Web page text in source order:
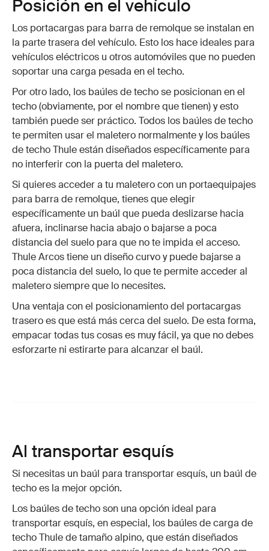
Posición en el vehículo
Los portacargas para barra de remolque se instalan en
la parte trasera del vehículo. Esto los hace ideales para
vehículos eléctricos u otros automóviles que no pueden
soportar una carga pesada en el techo.
Por otro lado, los baúles de techo se posicionan en el
techo (obviamente, por el nombre que tienen) y esto
también puede ser práctico. Todos los baúles de techo
te permiten usar el maletero normalmente y los baúles
de techo Thule están diseñados específicamente para
no interferir con la puerta del maletero.
Si quieres acceder a tu maletero con un portaequipajes
para barra de remolque, tienes que elegir
específicamente un baúl que pueda deslizarse hacia
afuera, inclinarse hacia abajo o bajarse a poca
distancia del suelo para que no te impida el acceso.
Thule Arcos tiene un diseño curvo y puede bajarse a
poca distancia del suelo, lo que te permite acceder al
maletero siempre que lo necesites.
Una ventaja con el posicionamiento del portacargas
trasero es que está más cerca del suelo. De esta forma,
empacar todas tus cosas es muy fácil, ya que no debes
esforzarte ni estirarte para alcanzar el baúl.
Al transportar esquís
Si necesitas un baúl para transportar esquís, un baúl de
techo es la mejor opción.
Los baúles de techo son una opción ideal para
transportar esquís, en especial, los baúles de carga de
techo Thule de tamaño alpino, que están diseñados